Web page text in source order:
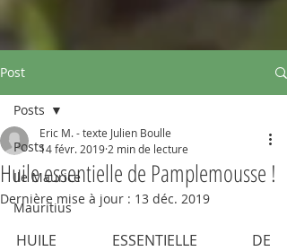
Post
Posts
Ile Maurice
Mauritius
Posts
Huile essentielle de Pamplemousse !
Eric M. - texte Julien Boulle
14 févr. 2019 2 min de lecture
Dernière mise à jour : 13 déc. 2019
HUILE ESSENTIELLE DE